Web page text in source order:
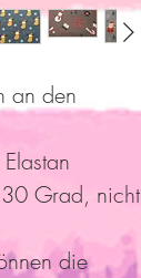
an den
Grad, nicht
die